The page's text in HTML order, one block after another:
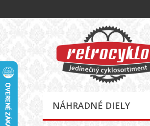
NÁHRADNÉ DIELY